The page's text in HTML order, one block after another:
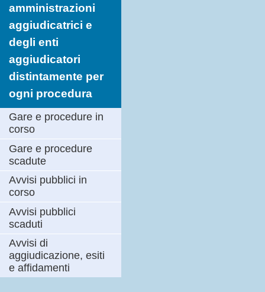
amministrazioni
aggiudicatrici e
degli enti
aggiudicatori
distintamente per
ogni procedura
Gare e procedure in
corso
Gare e procedure
scadute
Avvisi pubblici in
corso
Avvisi pubblici
scaduti
Avvisi di
aggiudicazione, esiti
e affidamenti